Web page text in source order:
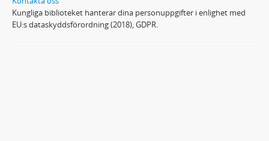
Kungliga biblioteket hanterar dina personuppgifter i enlighet med
EU:s dataskyddsförordning (2018), GDPR.